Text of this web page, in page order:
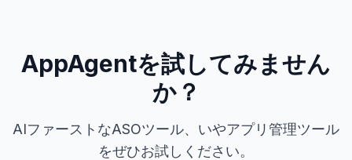
AppAgentを試してみません
か？
AIファーストなASOツール、いやアプリ管理ツール
をぜひお試しください。